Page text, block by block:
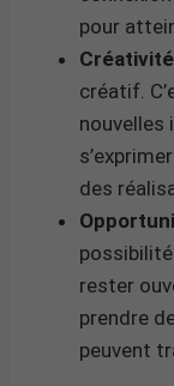
pour
créatif.
nouvelles
des
rester
prendre
peuvent